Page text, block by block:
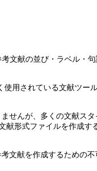
文献の並び・ラベル・
用されている文献ツー
せんが、多くの文献ス
形式ファイルを作成
文献を作成するための